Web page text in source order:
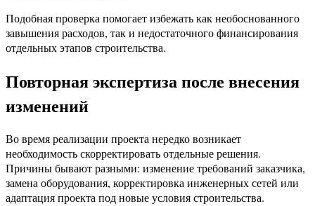
Подобная проверка помогает избежать как необоснованного
завышения расходов, так и недостаточного финансирования
отдельных этапов строительства.
Повторная экспертиза после внесения
изменений
Во время реализации проекта нередко возникает
необходимость скорректировать отдельные решения.
Причины бывают разными: изменение требований заказчика,
замена оборудования, корректировка инженерных сетей или
адаптация проекта под новые условия строительства.